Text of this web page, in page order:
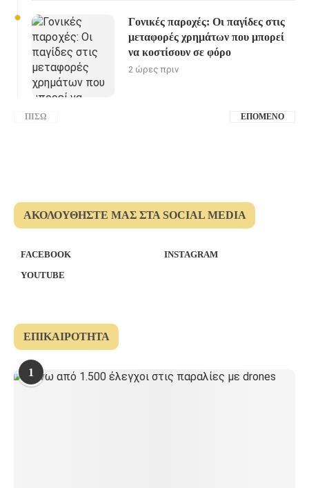
Γονικές παροχές: Οι παγίδες στις
μεταφορές χρημάτων που μπορεί
να κοστίσουν σε φόρο
2 ώρες πριν
ΠΊΣΩ ΕΠΌΜΕΝΟ
ΑΚΟΛΟΥΘΉΣΤΕ ΜΑΣ ΣΤΑ SOCIAL MEDIA
FACEBOOK
INSTAGRAM
YOUTUBE
ΕΠΙΚΑΙΡΌΤΗΤΑ
1